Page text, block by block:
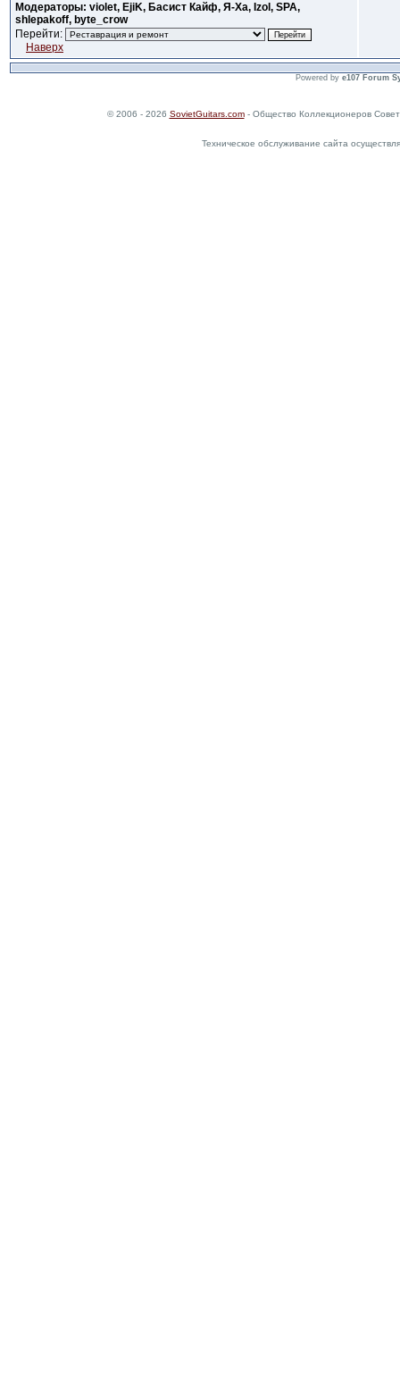
Модераторы: violet, EjiK, Басист Кайф, Я-Ха, Izol, SPA,
shlepakoff, byte_crow
Перейти:
Наверх
Powered by e107 Forum
© 2006 - 2026 SovietGuitars.com- Общество Коллекционеров
Техническое обслуживание сайта